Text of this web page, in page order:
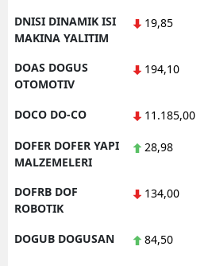
DNISI DINAMIK ISI
MAKINA YALITIM
19,85
DOAS DOGUS
OTOMOTIV
194,10
DOCO DO-CO 11.185,00
DOFER DOFER YAPI
MALZEMELERI
28,98
DOFRB DOF
ROBOTIK
134,00
DOGUB DOGUSAN 84,50